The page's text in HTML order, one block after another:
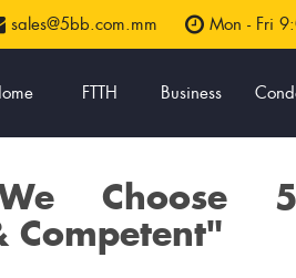
sales@5bb.com.mm Mon - Fri
FTTH Business
Choose
Competent"